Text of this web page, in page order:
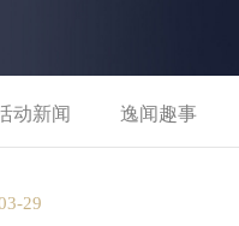
动新闻 逸闻趣事
29